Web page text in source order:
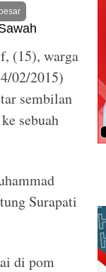
(15), warga
02/2015)
sembilan
sebuah
Surapati
di pom